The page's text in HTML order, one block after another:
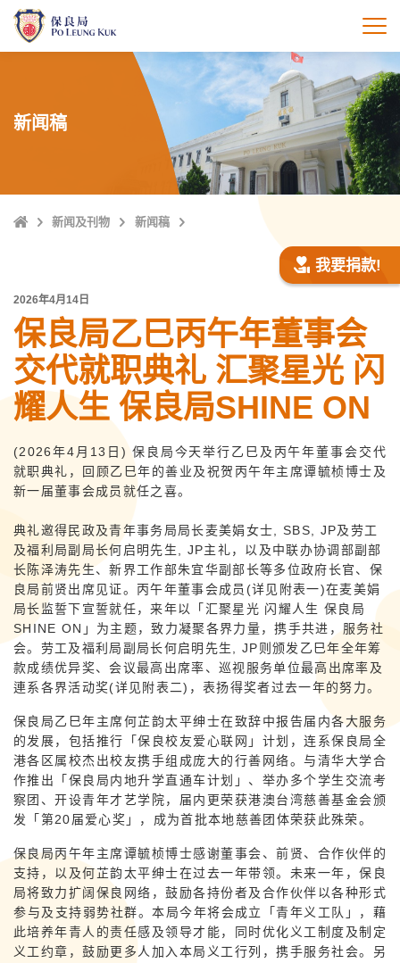
打
新闻稿
Home新闻及刊物 新闻稿
我要捐款!
2026年4月14日
保良局乙巳丙午年董事会
交代就职典礼 汇聚星光 闪
耀人生 保良局SHINE ON
(2026年4月13日) 保良局今天举行乙巳及丙午年董事会交代
就职典礼，回顾乙巳年的善业及祝贺丙午年主席谭毓桢博士及
新一届董事会成员就任之喜。
典礼邀得民政及青年事务局局长麦美娟女士, SBS, JP及劳工
及福利局副局长何启明先生, JP主礼，以及中联办协调部副部
长陈泽涛先生、新界工作部朱宜华副部长等多位政府长官、保
良局前贤出席见证。丙午年董事会成员(详见附表一)在麦美娟
局长监誓下宣誓就任，来年以「汇聚星光 闪耀人生 保良局
SHINE ON」为主题，致力凝聚各界力量，携手共进，服务社
会。劳工及福利局副局长何启明先生, JP则颁发乙巳年全年筹
款成绩优异奖、会议最高出席率、巡视服务单位最高出席率及
連系各界活动奖(详见附表二)，表扬得奖者过去一年的努力。
保良局乙巳年主席何芷韵太平绅士在致辞中报告届内各大服务
的发展，包括推行「保良校友爱心联网」计划，连系保良局全
港各区属校杰出校友携手组成庞大的行善网络。与清华大学合
作推出「保良局内地升学直通车计划」、举办多个学生交流考
察团、开设青年才艺学院，届内更荣获港澳台湾慈善基金会颁
发「第20届爱心奖」，成为首批本地慈善团体荣获此殊荣。
保良局丙午年主席谭毓桢博士感谢董事会、前贤、合作伙伴的
支持，以及何芷韵太平绅士在过去一年带领。未来一年，保良
局将致力扩阔保良网络，鼓励各持份者及合作伙伴以各种形式
参与及支持弱势社群。本局今年将会成立「青年义工队」，藉
此培养年青人的责任感及领导才能，同时优化义工制度及制定
义工约章，鼓励更多人加入本局义工行列，携手服务社会。另